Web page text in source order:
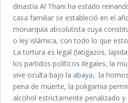
dinastía Al Thani ha estado
casa familiar se estableció en el
monarquía absolutista cuya
o ley islámica, con todo lo que
La tortura es legal (latigazos,
los partidos políticos ilegales, la
vive oculta bajo la abaya, la
pena de muerte, la poligamia
alcohol estrictamente penalizado